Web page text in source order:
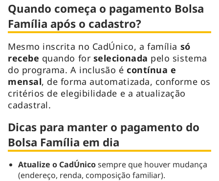
Quando começa o pagamento Bolsa
Família após o cadastro?
Mesmo inscrita no CadÚnico, a família só
recebe quando for selecionada pelo sistema
do programa. A inclusão écontínua e
mensal, de forma automatizada, conforme os
critérios de elegibilidade e a atualização
cadastral.
Dicas para manter o pagamento do
Bolsa Família em dia
Atualize o CadÚnicosempre que houver mudança
(endereço, renda, composição familiar).